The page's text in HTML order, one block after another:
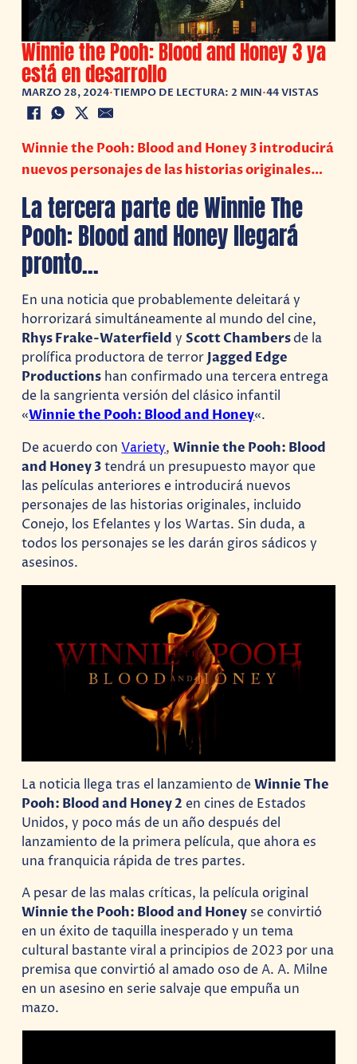
Winnie the Pooh: Blood and Honey 3 ya
está en desarrollo
MARZO 28, 2024•TIEMPO DE LECTURA: 2 MIN•44 VISTAS
Winnie the Pooh: Blood and Honey 3 introducirá
nuevos personajes de las historias originales…
La tercera parte de Winnie The
Pooh: Blood and Honey llegará
pronto…
En una noticia que probablemente deleitará y
horrorizará simultáneamente al mundo del cine,
Rhys Frake-Waterfield yScott Chambersde la
prolífica productora de terrorJagged Edge
Productions han confirmado una tercera entrega
de la sangrienta versión del clásico infantil
«Winnie the Pooh: Blood and Honey«.
De acuerdo conVariety,Winnie the Pooh: Blood
and Honey 3tendrá un presupuesto mayor que
las películas anteriores e introducirá nuevos
personajes de las historias originales, incluido
Conejo, los Efelantes y los Wartas. Sin duda, a
todos los personajes se les darán giros sádicos y
asesinos.
La noticia llega tras el lanzamiento deWinnie The
Pooh: Blood and Honey 2 en cines de Estados
Unidos, y poco más de un año después del
lanzamiento de la primera película, que ahora es
una franquicia rápida de tres partes.
A pesar de las malas críticas, la película original
Winnie the Pooh: Blood and Honey se convirtió
en un éxito de taquilla inesperado y un tema
cultural bastante viral a principios de 2023 por una
premisa que convirtió al amado oso de A. A. Milne
en un asesino en serie salvaje que empuña un
mazo.